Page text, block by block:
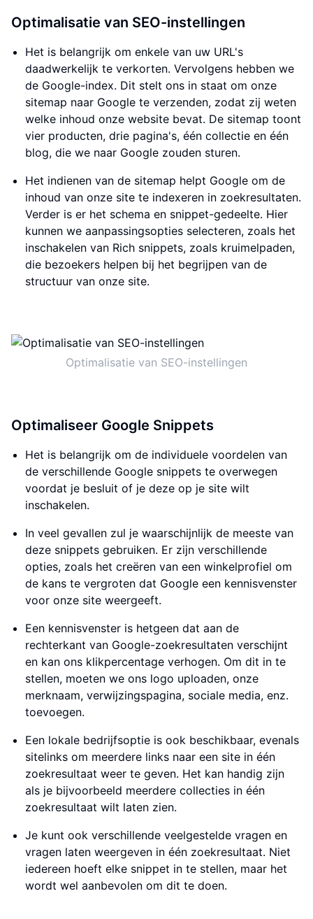
Optimalisatie van SEO-instellingen
Het is belangrijk om enkele van uw URL's
daadwerkelijk te verkorten. Vervolgens hebben we
de Google-index. Dit stelt ons in staat om onze
sitemap naar Google te verzenden, zodat zij weten
welke inhoud onze website bevat. De sitemap toont
vier producten, drie pagina's, één collectie en één
blog, die we naar Google zouden sturen.
Het indienen van de sitemap helpt Google om de
inhoud van onze site te indexeren in zoekresultaten.
Verder is er het schema en snippet-gedeelte. Hier
kunnen we aanpassingsopties selecteren, zoals het
inschakelen van Rich snippets, zoals kruimelpaden,
die bezoekers helpen bij het begrijpen van de
structuur van onze site.
Optimalisatie van SEO-instellingen
Optimaliseer Google Snippets
Het is belangrijk om de individuele voordelen van
de verschillende Google snippets te overwegen
voordat je besluit of je deze op je site wilt
inschakelen.
In veel gevallen zul je waarschijnlijk de meeste van
deze snippets gebruiken. Er zijn verschillende
opties, zoals het creëren van een winkelprofiel om
de kans te vergroten dat Google een kennisvenster
voor onze site weergeeft.
Een kennisvenster is hetgeen dat aan de
rechterkant van Google-zoekresultaten verschijnt
en kan ons klikpercentage verhogen. Om dit in te
stellen, moeten we ons logo uploaden, onze
merknaam, verwijzingspagina, sociale media, enz.
toevoegen.
Een lokale bedrijfsoptie is ook beschikbaar, evenals
sitelinks om meerdere links naar een site in één
zoekresultaat weer te geven. Het kan handig zijn
als je bijvoorbeeld meerdere collecties in één
zoekresultaat wilt laten zien.
Je kunt ook verschillende veelgestelde vragen en
vragen laten weergeven in één zoekresultaat. Niet
iedereen hoeft elke snippet in te stellen, maar het
wordt wel aanbevolen om dit te doen.